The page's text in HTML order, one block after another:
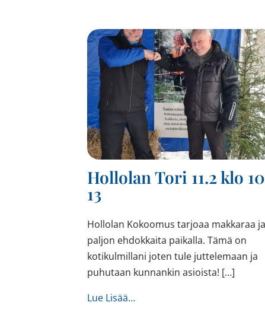
Hollolan Tori 11.2 klo
13
Hollolan Kokoomus tarjoaa makkaraa ja
paljon ehdokkaita paikalla. Tämä on
kotikulmillani joten tule juttelemaan ja
puhutaan kunnankin asioista! […]
Lue Lisää…from Hollolan Tori 11.2 klo 10-